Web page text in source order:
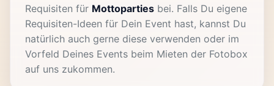
Requisiten für Mottoparties bei. Falls Du eigene
Requisiten-Ideen für Dein Event hast, kannst Du
natürlich auch gerne diese verwenden oder im
Vorfeld Deines Events beim Mieten der Fotobox
auf uns zukommen.